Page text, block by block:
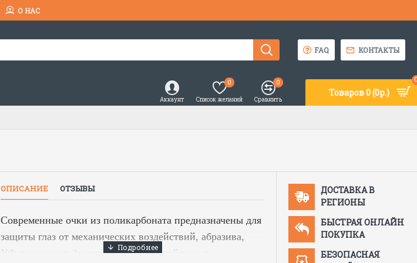
О НАС
FAQ КОНТАКТЫ
Аккаунт Список желаний
0
Сравнить
0
Товаров 0 (0р.)
ОПИСАНИЕ ОТЗЫВЫ
Современные очки из поликарбоната предназначены для
защиты глаз от механических воздействий, абразива,
УФ-излучения. Защитное стекло устойчиво к
ДОСТАВКА В
РЕГИОНЫ
БЫСТРАЯ ОНЛАЙН
ПОКУПКА
БЕЗОПАСНАЯ